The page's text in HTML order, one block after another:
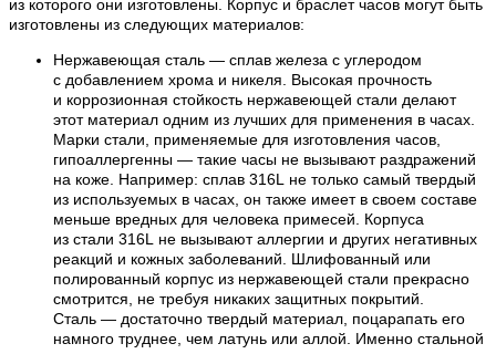
из которого они изготовлены. Корпус и браслет часов могут быть
изготовлены из следующих материалов:
Нержавеющая сталь — сплав железа с углеродом
с добавлением хрома и никеля. Высокая прочность
и коррозионная стойкость нержавеющей стали делают
этот материал одним из лучших для применения в часах.
Марки стали, применяемые для изготовления часов,
гипоаллергенны — такие часы не вызывают раздражений
на коже. Например: сплав 316L не только самый твердый
из используемых в часах, он также имеет в своем составе
меньше вредных для человека примесей. Корпуса
из стали 316L не вызывают аллергии и других негативных
реакций и кожных заболеваний. Шлифованный или
полированный корпус из нержавеющей стали прекрасно
смотрится, не требуя никаких защитных покрытий.
Сталь — достаточно твердый материал, поцарапать его
намного труднее, чем латунь или аллой. Именно стальной